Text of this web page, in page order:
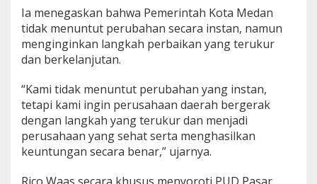
Ia menegaskan bahwa Pemerintah Kota Medan
tidak menuntut perubahan secara instan, namun
menginginkan langkah perbaikan yang terukur
dan berkelanjutan.
“Kami tidak menuntut perubahan yang instan,
tetapi kami ingin perusahaan daerah bergerak
dengan langkah yang terukur dan menjadi
perusahaan yang sehat serta menghasilkan
keuntungan secara benar,” ujarnya.